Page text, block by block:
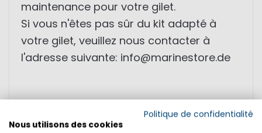
maintenance pour votre gilet.
Si vous n'êtes pas sûr du kit adapté à
votre gilet, veuillez nous contacter à
l'adresse suivante: info@marinestore.de
Veuillez noter que le prix spécial est basé
sur la date de production. Date de
Politique de confidentialité
Nous utilisons des cookies